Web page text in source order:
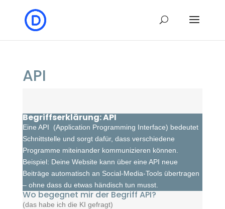
API
Begriffserklärung: API
Eine API (Application Programming Interface) bedeutet
Schnittstelle und sorgt dafür, dass verschiedene
Programme miteinander kommunizieren können.
Beispiel: Deine Website kann über eine API neue
Beiträge automatisch an Social-Media-Tools übertragen
– ohne dass du etwas händisch tun musst.
Wo begegnet mir der Begriff API?
(das habe ich die KI gefragt)